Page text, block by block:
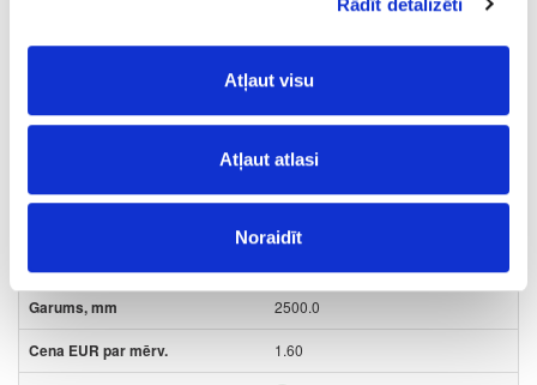
Atļaut visu
Atļaut atlasi
Noraidīt
2500.0
1.60